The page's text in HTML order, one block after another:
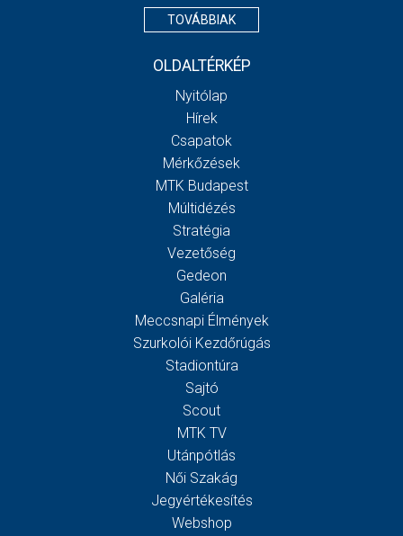
TOVÁBBIAK
OLDALTÉRKÉP
Nyitólap
Hírek
Csapatok
Mérkőzések
MTK Budapest
Múltidézés
Stratégia
Vezetőség
Gedeon
Galéria
Meccsnapi Élmények
Szurkolói Kezdőrúgás
Stadiontúra
Sajtó
Scout
MTK TV
Utánpótlás
Női Szakág
Jegyértékesítés
Webshop